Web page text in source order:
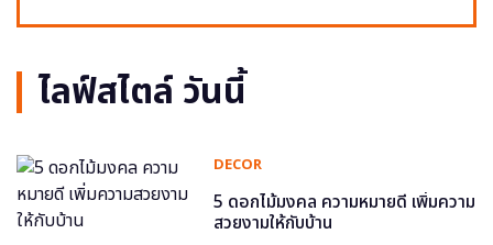
ไลฟ์สไตล์ วันนี้
DECOR
5 ดอกไม้มงคล ความหมายดี เพิ่มความ
สวยงามให้กับบ้าน